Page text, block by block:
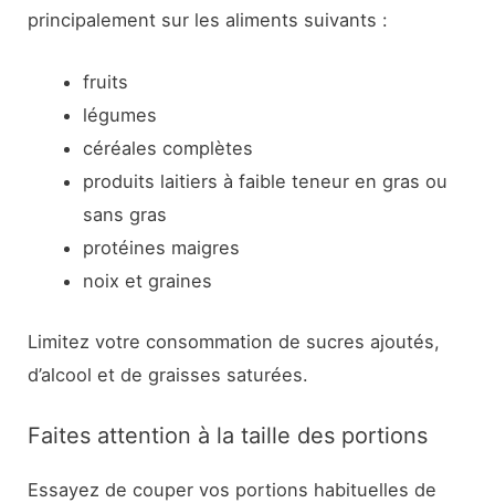
principalement sur les aliments suivants :
fruits
légumes
céréales complètes
produits laitiers à faible teneur en gras ou
sans gras
protéines maigres
noix et graines
Limitez votre consommation de sucres ajoutés,
d’alcool et de graisses saturées.
Faites attention à la taille des portions
Essayez de couper vos portions habituelles de